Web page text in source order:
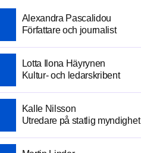
Alexandra Pascalidou
Författare och journalist
Lotta Ilona Häyrynen
Kultur- och ledarskribent
Kalle Nilsson
Utredare på statlig myndighet